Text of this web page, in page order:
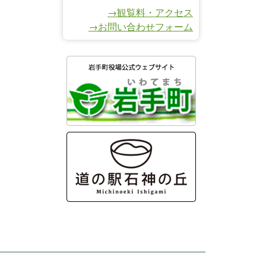
→観覧料・アクセス
→お問い合わせフォーム